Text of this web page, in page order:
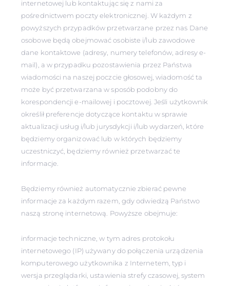
internetowej lub kontaktując się z nami za
pośrednictwem poczty elektronicznej. W każdym z
powyższych przypadków przetwarzane przez nas Dane
osobowe będą obejmować osobiste i/lub zawodowe
dane kontaktowe (adresy, numery telefonów, adresy e-
mail), a w przypadku pozostawienia przez Państwa
wiadomości na naszej poczcie głosowej, wiadomość ta
może być przetwarzana w sposób podobny do
korespondencji e-mailowej i pocztowej. Jeśli użytkownik
określił preferencje dotyczące kontaktu w sprawie
aktualizacji usług i/lub jurysdykcji i/lub wydarzeń, które
będziemy organizować lub w których będziemy
uczestniczyć, będziemy również przetwarzać te
informacje.
Będziemy również automatycznie zbierać pewne
informacje za każdym razem, gdy odwiedzą Państwo
naszą stronę internetową. Powyższe obejmuje:
informacje techniczne, w tym adres protokołu
internetowego (IP) używany do połączenia urządzenia
komputerowego użytkownika z Internetem, typ i
wersja przeglądarki, ustawienia strefy czasowej, system